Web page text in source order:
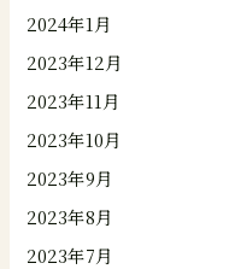
2024年1月
2023年12月
2023年11月
2023年10月
2023年9月
2023年8月
2023年7月